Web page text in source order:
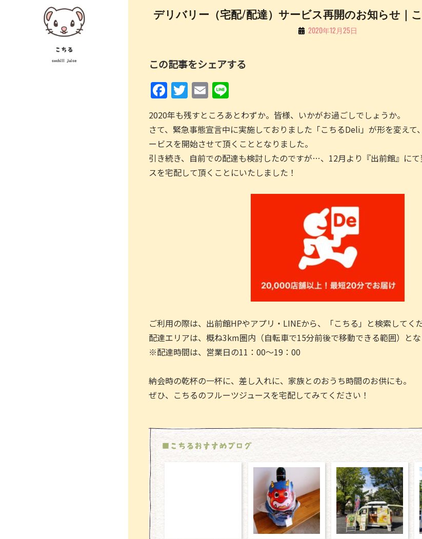
こちる
cochill juice
デリバリー（宅配/配達）サービス再開のお知らせ｜
By 2020年12月25日
この記事をシェアする
F
a
c
e
b
o
T
w
itt
er
E
m
ai
l
n
e
2020年も残すところあとわずか。皆様、いかがお過ごしでしょうか。
さて、緊急事態宣言中に実施しておりました「こちるDeli」が形を変えて
ービスを開始させて頂くこととなりました。
引き続き、自前での配達も検討したのですが…、12月より『出前館』に
スを宅配して頂くことにいたしました！
ご利用の際は、出前館HPやアプリ・LINEから、「こちる」と検索してく
配達エリアは、概ね3km圏内（自転車で15分前後で移動できる範囲）とな
※配達時間は、営業日の11：00～19：00
納会時の乾杯の一杯に、差し入れに、家族とのおうち時間のお供にも。
ぜひ、こちるのフルーツジュースを宅配してみてください！
■こちるおすすめブログ
投
ビ
ゲ
ー
シ
ョ
ン